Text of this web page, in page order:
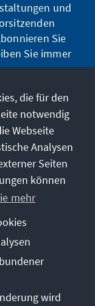
und
Sie
Sie immer
melden
die für den
notwendig
Webseite
Analysen
Seiten
können
mehr
wird